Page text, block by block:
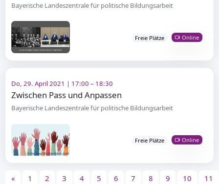
Bayerische Landeszentrale für politische Bildungsarbeit
Freie Plätze Online
Do, 29. April 2021 | 17:00 – 18:30
Zwischen Pass und Anpassen
Bayerische Landeszentrale für politische Bildungsarbeit
Freie Plätze Online
« 1 2 3 4 5 6 7 8 9 10 11